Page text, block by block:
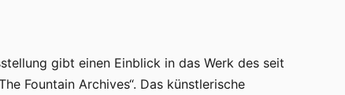
gibt einen Einblick in das Werk des seit
Fountain Archives“. Das künstlerische